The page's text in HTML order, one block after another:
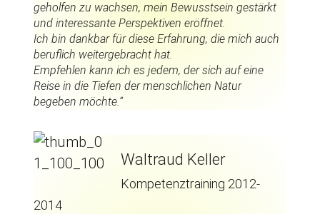
geholfen zu wachsen, mein Bewusstsein gestärkt
und interessante Perspektiven eröffnet.
Ich bin dankbar für diese Erfahrung, die mich auch
beruflich weitergebracht hat.
Empfehlen kann ich es jedem, der sich auf eine
Reise in die Tiefen der menschlichen Natur
begeben möchte.“
Waltraud Keller
Kompetenztraining 2012-
2014